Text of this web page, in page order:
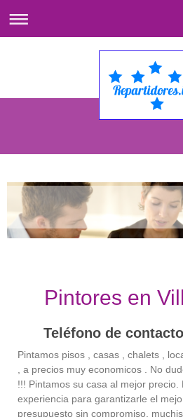
Pintores en
Teléfono de
Pintamos pisos , casas , chalets ,
, a precios muy economicos . No
!!! Pintamos su casa al mejor precio.
experiencia para garantizarle el
presupuesto sin compromiso.